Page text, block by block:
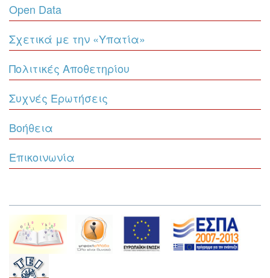
Open Data
Σχετικά με την «Υπατία»
Πολιτικές Αποθετηρίου
Συχνές Ερωτήσεις
Βοήθεια
Επικοινωνία